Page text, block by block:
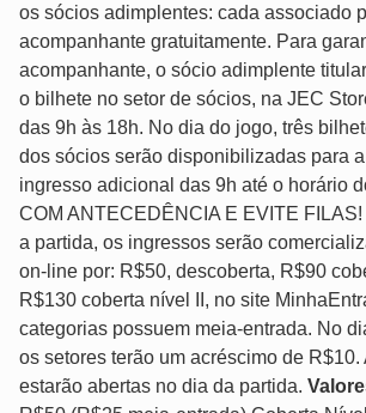
os sócios adimplentes: cada associado
acompanhante gratuitamente. Para
acompanhante, o sócio adimplente
o bilhete no setor de sócios, na JEC
das 9h às 18h. No dia do jogo, três
dos sócios serão disponibilizadas para
ingresso adicional das 9h até o horário
COM ANTECEDÊNCIA E EVITE FILAS!
a partida, os ingressos serão
on-line por: R$50, descoberta, R$90
R$130 coberta nível II, no site
categorias possuem meia-entrada. No
os setores terão um acréscimo de
estarão abertas no dia da partida.